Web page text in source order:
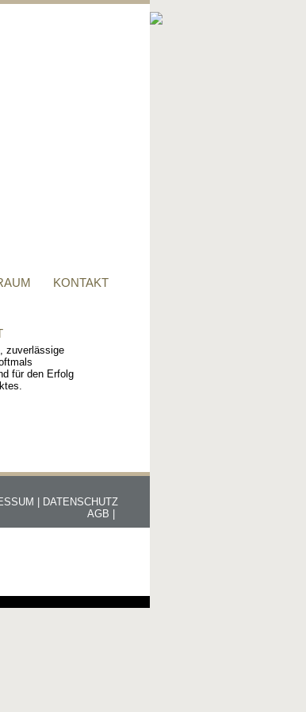
KONTAKT
zuverlässige
für den Erfolg
DATENSCHUTZ
|
AGB |